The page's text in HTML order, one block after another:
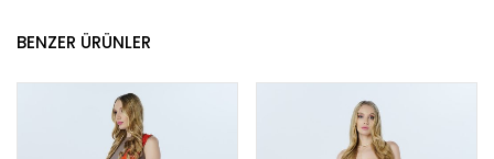
BENZER ÜRÜNLER